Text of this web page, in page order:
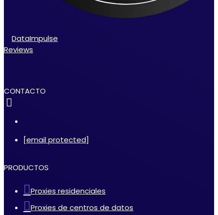
DataImpulse
Reviews
CONTACTO
[email protected]
PRODUCTOS
Proxies residenciales
Proxies de centros de datos